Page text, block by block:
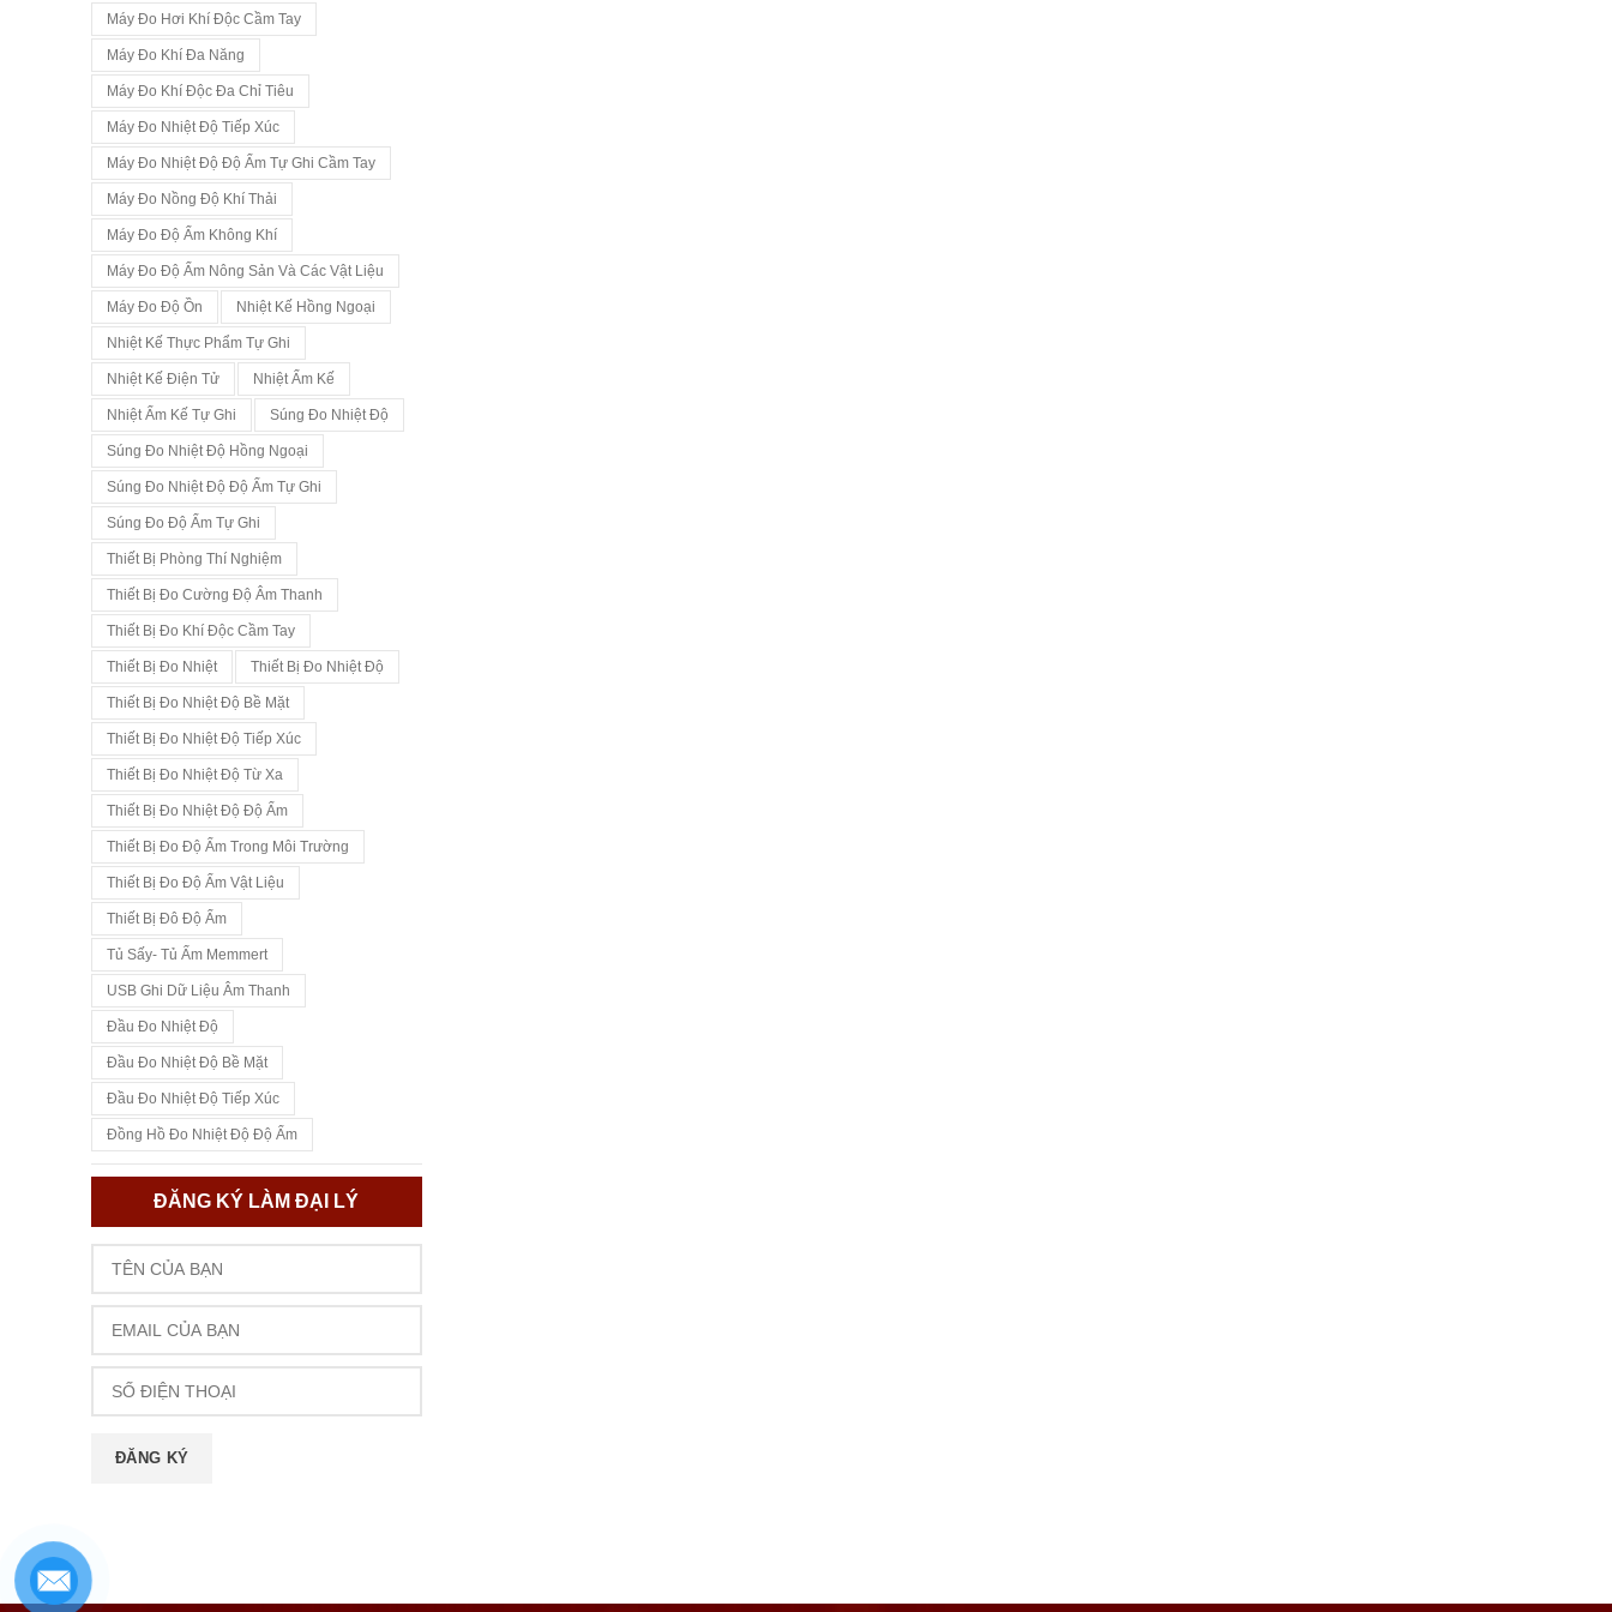
Máy Đo Hơi Khí Độc Cầm Tay
Máy Đo Khí Đa Năng
Máy Đo Khí Độc Đa Chỉ Tiêu
Máy Đo Nhiệt Độ Tiếp Xúc
Máy Đo Nhiệt Độ Độ Ẩm Tự Ghi Cầm Tay
Máy Đo Nồng Độ Khí Thải
Máy Đo Độ Ẩm Không Khí
Máy Đo Độ Ẩm Nông Sản Và Các Vật Liệu
Máy Đo Độ Ồn Nhiệt Kế Hồng Ngoại
Nhiệt Kế Thực Phẩm Tự Ghi
Nhiệt Kế Điện Tử Nhiệt Ẩm Kế
Nhiệt Ẩm Kế Tự Ghi Súng Đo Nhiệt Độ
Súng Đo Nhiệt Độ Hồng Ngoại
Súng Đo Nhiệt Độ Độ Ẩm Tự Ghi
Súng Đo Độ Ẩm Tự Ghi
Thiết Bị Phòng Thí Nghiệm
Thiết Bị Đo Cường Độ Âm Thanh
Thiết Bị Đo Khí Độc Cầm Tay
Thiết Bị Đo Nhiệt Thiết Bị Đo Nhiệt Độ
Thiết Bị Đo Nhiệt Độ Bề Mặt
Thiết Bị Đo Nhiệt Độ Tiếp Xúc
Thiết Bị Đo Nhiệt Độ Từ Xa
Thiết Bị Đo Nhiệt Độ Độ Ẩm
Thiết Bị Đo Độ Ẩm Trong Môi Trường
Thiết Bị Đo Độ Ẩm Vật Liệu
Thiết Bị Đô Độ Ẩm
Tủ Sấy- Tủ Ấm Memmert
USB Ghi Dữ Liệu Âm Thanh
Đầu Đo Nhiệt Độ
Đầu Đo Nhiệt Độ Bề Mặt
Đầu Đo Nhiệt Độ Tiếp Xúc
Đồng Hồ Đo Nhiệt Độ Độ Ẩm
ĐĂNG KÝ LÀM ĐẠI LÝ